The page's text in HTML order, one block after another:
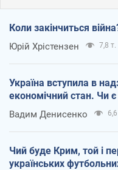
Коли закінчиться
Юрій Хрістензен 7,8 т.
Україна вступила в
економічний стан. Чи є
Вадим Денисенко
Чий буде Крим, той і
українських